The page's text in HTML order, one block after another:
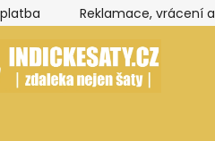
Reklamace, vrácení